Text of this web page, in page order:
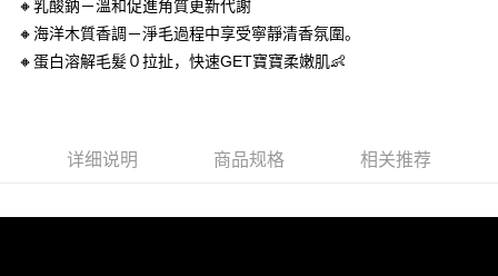
🔸乳酸鈉－溫和促進角質更新代謝
🔸海洋木質香調－淨毛過程中享受寧靜清香氛圍。
🔸蛋白溶解毛髮０拉扯，快速GET寶寶柔嫩肌👶
详细说明 商品规格 相关推荐